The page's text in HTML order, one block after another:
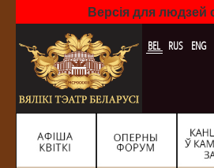
Версія для
BEL RUS ENG